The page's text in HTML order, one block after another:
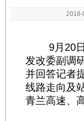
2018-
9月20日
发改委副调
并回答记者
线路走向及
青兰高速、